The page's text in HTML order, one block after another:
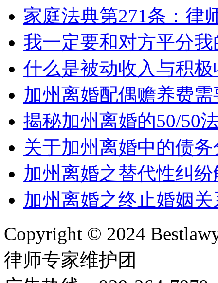
家庭法典第271条：律
我一定要和对方平分
什么是被动收入与积
加州离婚配偶赡养费
揭秘加州离婚的50/50
关于加州离婚中的债
加州离婚之替代性纠
加州离婚之终止婚姻关
Copyright © 2024
律师专家维护团